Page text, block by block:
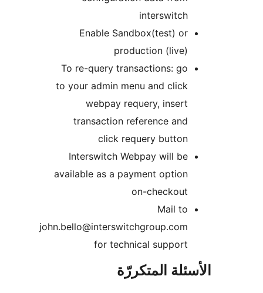
Enable Sandbox(test) or
production (live)
To re-query transactions: go
to your admin menu and click
webpay requery, insert
transaction reference and
click requery button
Interswitch Webpay will be
available as a payment option
john.bello@interswitchgroup.com
for technical support
المتكررّة